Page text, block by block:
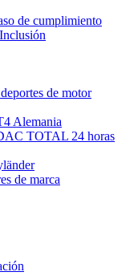
de cumplimiento
de motor
Alemania
TOTAL 24 horas
de marca